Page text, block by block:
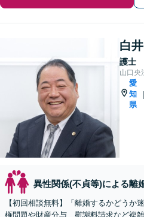
白
護士
山口央
愛
知
県
|
異性関係(不貞等)による離
【初回相談無料】「離婚するかどうか
権問題や財産分与、慰謝料請求など複